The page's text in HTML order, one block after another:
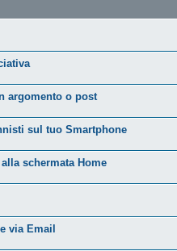
argomento o post
sul tuo Smartphone
schermata Home
via Email